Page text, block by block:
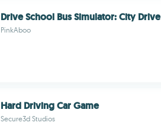
Drive School Bus Simulator: City Drive
PinkAboo
Hard Driving Car Game
Secure3d Studios